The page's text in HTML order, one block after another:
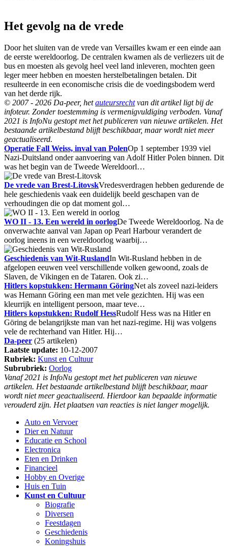
Het gevolg na de vrede
Door het sluiten van de vrede van Versailles kwam er een einde aan
de eerste wereldoorlog. De centralen kwamen als de verliezers uit de
bus en moesten als gevolg heel veel land inleveren, mochten geen
leger meer hebben en moesten herstelbetalingen betalen. Dit
resulteerde in een economische crisis die de voedingsbodem werd
van het derde rijk.
© 2007 - 2026 Da-peer, hetauteursrechtvan dit artikel ligt bij de
infoteur. Zonder toestemming is vermenigvuldiging verboden. Vanaf
2021 is InfoNu gestopt met het publiceren van nieuwe artikelen. Het
bestaande artikelbestand blijft beschikbaar, maar wordt niet meer
geactualiseerd.
Operatie Fall Weiss, inval van PolenOp 1 september 1939 viel
Nazi-Duitsland onder aanvoering van Adolf Hitler Polen binnen. Dit
was het begin van de Tweede Wereldoorl…
De vrede van Brest-LitovskVredesverdragen hebben gedurende de
hele geschiedenis vaak een duidelijk beeld geschapen van de
verhoudingen die op dat moment gol…
WO II - 13. Een wereld in oorlogDe Tweede Wereldoorlog. Na de
onverwachte aanval van Japan op Pearl Harbour verandert de
oorlog ineens in een wereldoorlog waarbij…
Geschiedenis van Wit-RuslandIn Wit-Rusland hebben in de
afgelopen eeuwen veel verschillende volken gewoond, zoals de
Slaven, de Vikingen en de Tataren. Ook zi…
Hitlers kopstukken: Hermann GöringNet als zoveel nazi-leiders
was Hemann Göring een man met vele gezichten. Hij was een
kleurrijk en intelligent persoon, maar teve…
Hitlers kopstukken: Rudolf HessRudolf Hess was na Hitler en
Göring de belangrijkste man van het nazi-regime. Hij was volgens
vele de rechterhand van Hitler. Hij…
Da-peer (25 artikelen)
Laatste update: 10-12-2007
Rubriek: Kunst en Cultuur
Subrubriek: Oorlog
Vanaf 2021 is InfoNu gestopt met het publiceren van nieuwe
artikelen. Het bestaande artikelbestand blijft beschikbaar, maar
wordt niet meer geactualiseerd. Hierdoor kan bepaalde informatie
verouderd zijn. Het plaatsen van reacties is niet langer mogelijk.
Auto en Vervoer
Dier en Natuur
Educatie en School
Electronica
Eten en Drinken
Financieel
Hobby en Overige
Huis en Tuin
Kunst en Cultuur
Biografie
Diversen
Feestdagen
Geschiedenis
Koningshuis